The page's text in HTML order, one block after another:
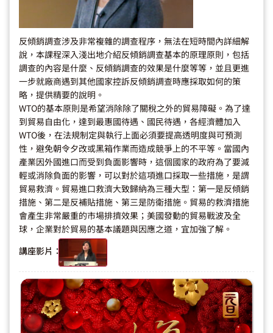
反傾銷調查涉及非常複雜的調查程序，無法在短時間內詳細解
說，本課程深入淺出地介紹反傾銷調查基本的原理原則，包括
調查的內容是什麼、反傾銷調查的效果是什麼等等，並且更進
一步就廠商遇到其他國家控訴反傾銷調查時應採取如何的策
略，提供精要的說明。
WTO的基本原則是希望消除除了關稅之外的貿易障礙。為了達
到貿易自由化，達到最惠國待遇、國民待遇，各經濟體加入
WTO後，在法規制定與執行上面必須要提高透明度與可預測
性，避免朝令夕改或黑箱作業而造成競爭上的不平等。當國內
產業因外國進口而受到負面影響時，這個國家的政府為了要減
輕或消除負面的影響，可以對於這項進口採取一些措施，是謂
貿易救濟。貿易進口救濟大致歸納為三種大型：第一是反傾銷
措施、第二是反補貼措施、第三是防衛措施。貿易的救濟措施
會產生非常嚴重的市場排擠效果；美國發動的貿易戰波及全
球，企業對於貿易的基本議題與因應之道，宜加強了解。
講座影片：